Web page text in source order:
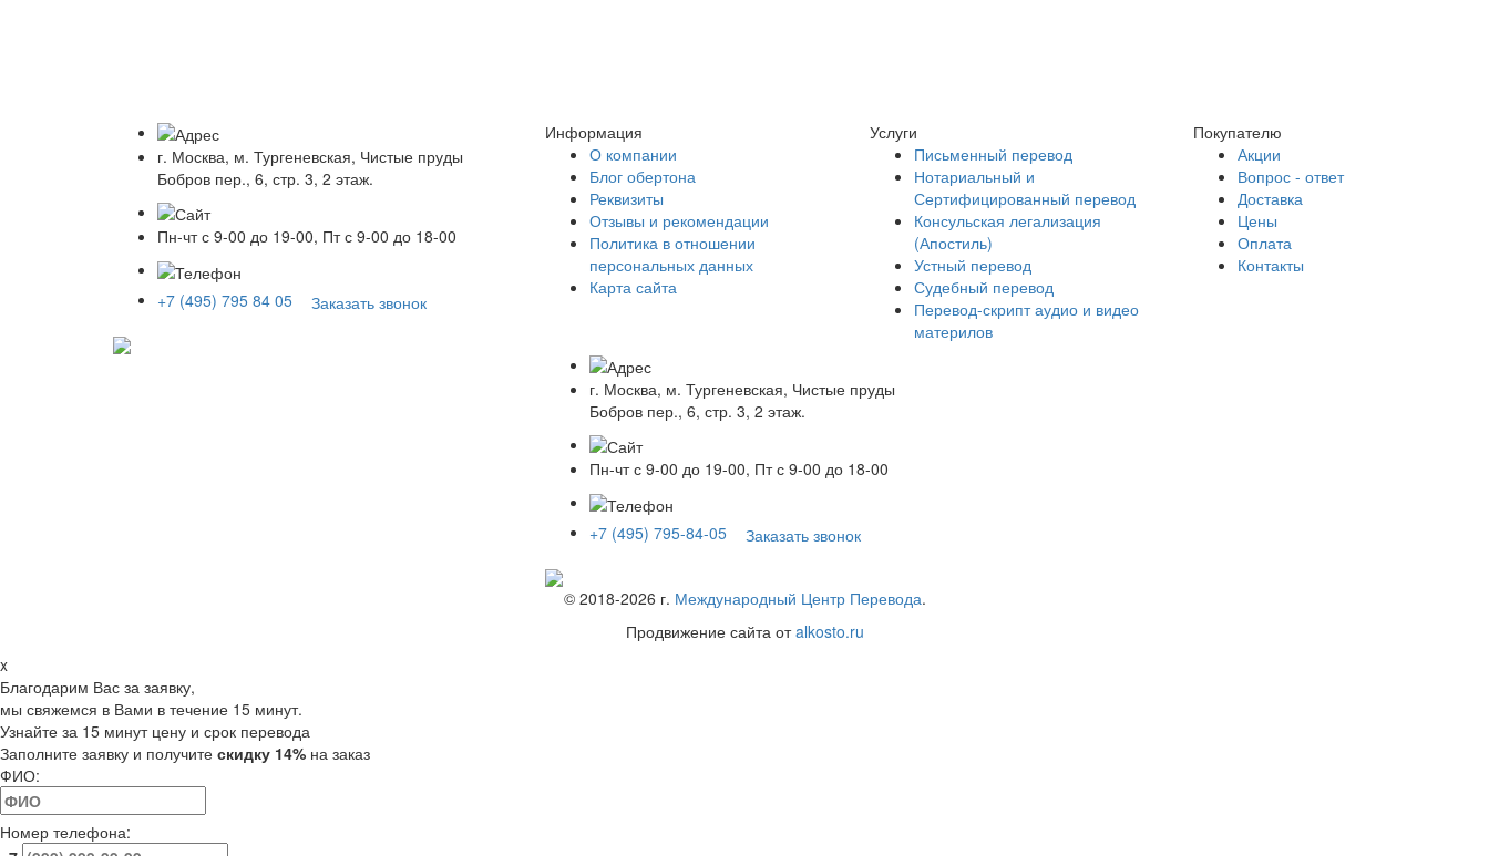
г. Москва, м. Тургеневская, Чистые пруды
Бобров пер., 6, стр. 3, 2 этаж.
Пн-чт с 9-00 до 19-00, Пт с 9-00 до 18-00
+7 (495) 795 84 05 Заказать звонок
Информация
О компании
Блог обертона
Реквизиты
Отзывы и рекомендации
Политика в отношении
персональных данных
Карта сайта
Услуги
Письменный перевод
Нотариальный и
Сертифицированный перевод
Консульская легализация
(Апостиль)
Устный перевод
Судебный перевод
Перевод-скрипт аудио и видео
материлов
Покупателю
Акции
Вопрос - ответ
Доставка
Цены
Оплата
Контакты
г. Москва, м. Тургеневская, Чистые пруды
Бобров пер., 6, стр. 3, 2 этаж.
Пн-чт с 9-00 до 19-00, Пт с 9-00 до 18-00
+7 (495) 795-84-05 Заказать звонок
© 2018-2026 г. Международный Центр Перевода.
Продвижение сайта отalkosto.ru
x
Благодарим Вас за заявку,
мы свяжемся в Вами в течение 15 минут.
Узнайте за 15 минут цену и срок перевода
Заполните заявку и получите скидку 14% на заказ
ФИО:
Номер телефона: